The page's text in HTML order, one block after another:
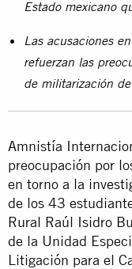
Estado mexicano
Las acusaciones
refuerzan las
de militarización
Amnistía
preocupación por
en torno a la
de los 43
Rural Raúl Isidro
de la Unidad
Litigación para el